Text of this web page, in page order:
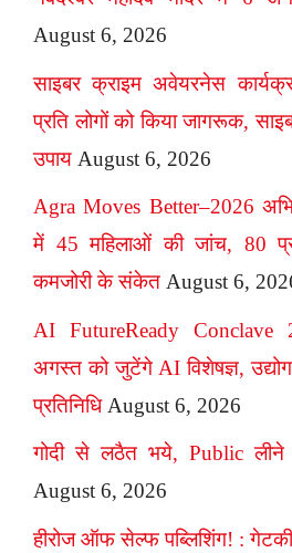
August 6, 2026
साइबर क्राइम अवेयरनेस
प्रति लोगों को किया जागरूक,
उपाय August 6, 2026
Agra Moves Better–2026
में 45 महिलाओं की जांच, 80
कमजोरी के संकेत August 6,
AI FutureReady
अगस्त को जुटेंगे AI विशेषज्ञ,
प्रतिनिधि August 6, 2026
गोदी से लठैत भये, Public लीने
August 6, 2026
हीरोज ऑफ सेल्फ पब्लिशिंग! :